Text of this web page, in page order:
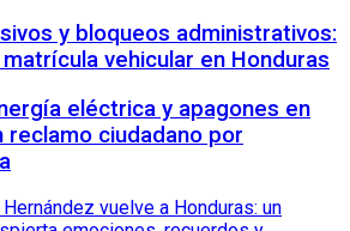
y bloqueos administrativos:
vehicular en Honduras
eléctrica y apagones en
reclamo ciudadano por